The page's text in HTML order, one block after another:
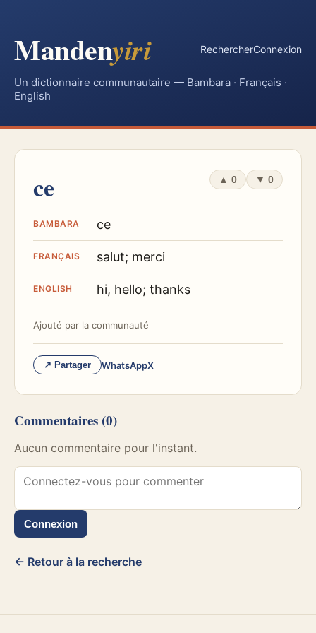
Mandenyiri RechercherConnexion
Un dictionnaire communautaire — Bambara · Français ·
English
ce ▲ 0 ▼ 0
BAMBARA ce
FRANÇAIS salut; merci
ENGLISH hi, hello; thanks
Ajouté par la communauté
↗ Partager WhatsAppX
Commentaires (0)
Aucun commentaire pour l'instant.
Connexion
← Retour à la recherche